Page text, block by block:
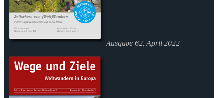
Ausgabe 62, April 2022